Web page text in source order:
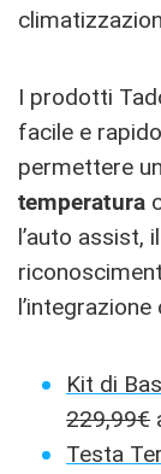
I prodotti
facile e
permettere
temperatura
l’auto assist,
Kit di
229,99€
Testa